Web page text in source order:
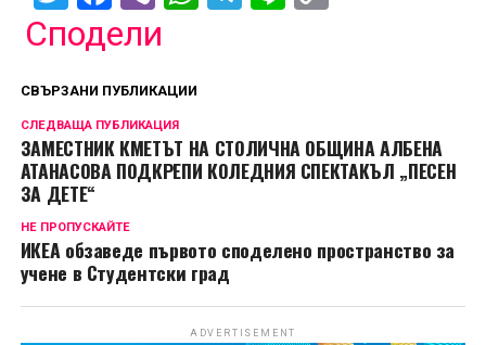
Сподели
СВЪРЗАНИ ПУБЛИКАЦИИ
СЛЕДВАЩА ПУБЛИКАЦИЯ
ЗАМЕСТНИК КМЕТЪТ НА СТОЛИЧНА ОБЩИНА АЛБЕНА
АТАНАСОВА ПОДКРЕПИ КОЛЕДНИЯ СПЕКТАКЪЛ „ПЕСЕН
ЗА ДЕТЕ“
НЕ ПРОПУСКАЙТЕ
ИКЕА обзаведе първото споделено пространство за
учене в Студентски град
ADVERTISEMENT